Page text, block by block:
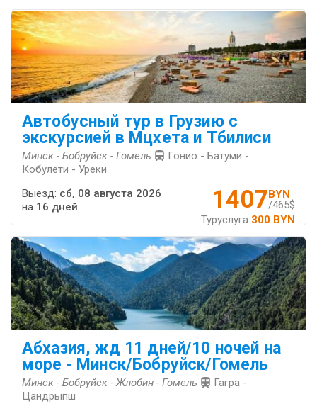
Автобусный тур в Грузию с
экскурсией в Мцхета и Тбилиси
Минск - Бобруйск - Гомель
Гонио - Батуми -
Кобулети - Уреки
1407BYN
/465$
Туруслуга 300 BYN
Выезд: сб, 08 августа 2026
на 16 дней
Абхазия, жд 11 дней/10 ночей на
море - Минск/Бобруйск/Гомель
Минск - Бобруйск - Жлобин - Гомель
Гагра -
Цандрыпш